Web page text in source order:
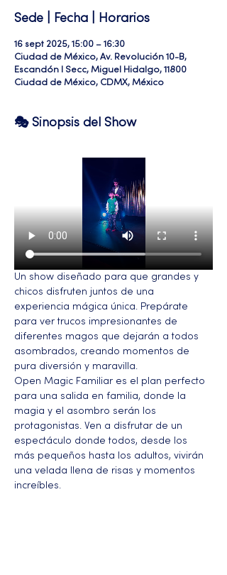
Sede | Fecha | Horarios
16 sept 2025, 15:00 – 16:30
Ciudad de México, Av. Revolución 10-B,
Escandón I Secc, Miguel Hidalgo, 11800
Ciudad de México, CDMX, México
🎭 Sinopsis del Show
Un show diseñado para que grandes y
chicos disfruten juntos de una
experiencia mágica única. Prepárate
para ver trucos impresionantes de
diferentes magos que dejarán a todos
asombrados, creando momentos de
pura diversión y maravilla.
Open Magic Familiar es el plan perfecto
para una salida en familia, donde la
magia y el asombro serán los
protagonistas. Ven a disfrutar de un
espectáculo donde todos, desde los
más pequeños hasta los adultos, vivirán
una velada llena de risas y momentos
increíbles.